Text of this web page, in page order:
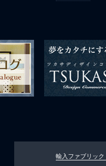
輸入ファブリック